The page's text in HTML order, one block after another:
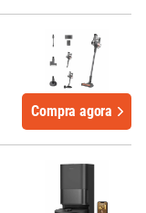
Compra agora